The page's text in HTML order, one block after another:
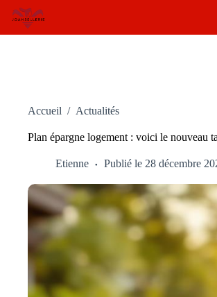
Passer
contenu
Accueil / Actualités
Plan épargne logement : voici le nouveau
Etienne Publié le 28 décembre